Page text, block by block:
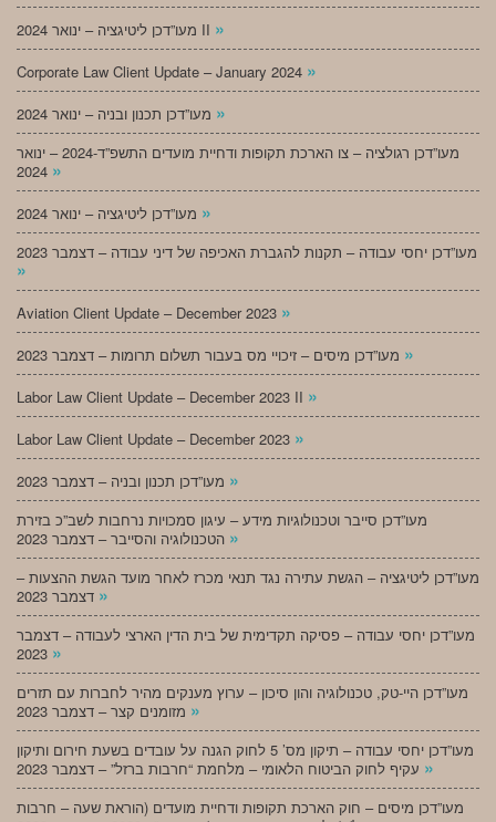
מעו”דכן ליטיגציה – ינואר 2024 II »
Corporate Law Client Update – January 2024 »
»
מעו”דכן רגולציה – צו הארכת תקופות ודחיית מועדים התשפ”ד-2024 – ינואר
»
»
מעו”דכן יחסי עבודה – תקנות להגברת האכיפה של דיני עבודה – דצמבר 2023
»
Aviation Client Update – December 2023 »
»
Labor Law Client Update – December 2023 II »
Labor Law Client Update – December 2023 »
»
מעו”דכן סייבר וטכנולוגיות מידע – עיגון סמכויות נרחבות לשב”כ בזירת
»
מעו”דכן ליטיגציה – הגשת עתירה נגד תנאי מכרז לאחר מועד הגשת ההצעות –
»
מעו”דכן יחסי עבודה – פסיקה תקדימית של בית הדין הארצי לעבודה – דצמבר
»
מעו”דכן היי-טק, טכנולוגיה והון סיכון – ערוץ מענקים מהיר לחברות עם תזרים
»
מעו”דכן יחסי עבודה – תיקון מס’ 5 לחוק הגנה על עובדים בשעת חירום ותיקון
»
מעו”דכן מיסים – חוק הארכת תקופות ודחיית מועדים (הוראת שעה – חרבות